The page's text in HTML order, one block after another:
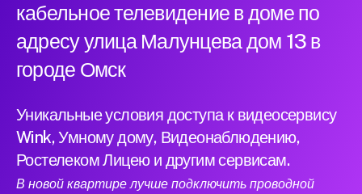
кабельное телевидение в доме по
адресу улица Малунцева дом 13 в
городе Омск
Уникальные условия доступа к видеосервису
Wink, Умному дому, Видеонаблюдению,
Ростелеком Лицею и другим сервисам.
В новой квартире лучше подключить проводной